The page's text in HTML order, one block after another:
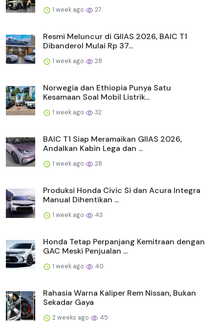
1 week ago 27
Resmi Meluncur di GIIAS 2026, BAIC T1
Dibanderol Mulai Rp 37...
1 week ago 28
Norwegia dan Ethiopia Punya Satu
Kesamaan Soal Mobil Listrik...
1 week ago 32
BAIC T1 Siap Meramaikan GIIAS 2026,
Andalkan Kabin Lega dan ...
1 week ago 28
Produksi Honda Civic Si dan Acura Integra
Manual Dihentikan ...
1 week ago 43
Honda Tetap Perpanjang Kemitraan dengan
GAC Meski Penjualan ...
1 week ago 40
Rahasia Warna Kaliper Rem Nissan, Bukan
Sekadar Gaya
2 weeks ago 45